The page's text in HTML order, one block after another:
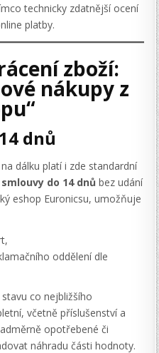
technicky zdatnější ocení
platby.
zboží:
nákupy z
dnů
dálku platí i zde standardní
do 14 dnů bez udání
eshop Euronicsu, umožňuje
oddělení dle
co nejbližšího
včetně příslušenství a
opotřebené či
náhradu části hodnoty.